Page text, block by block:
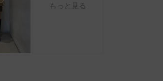
もっと見る